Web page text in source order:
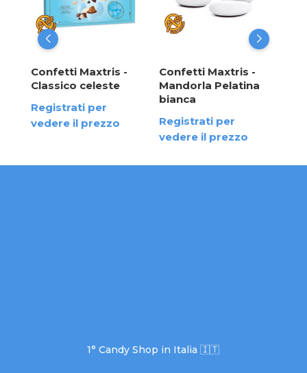
Confetti Maxtris -
Classico celeste
Registrati per
vedere il prezzo
Confetti Maxtris -
Mandorla Pelatina
bianca
Registrati per
vedere il prezzo
1° Candy Shop in Italia 🇮🇹